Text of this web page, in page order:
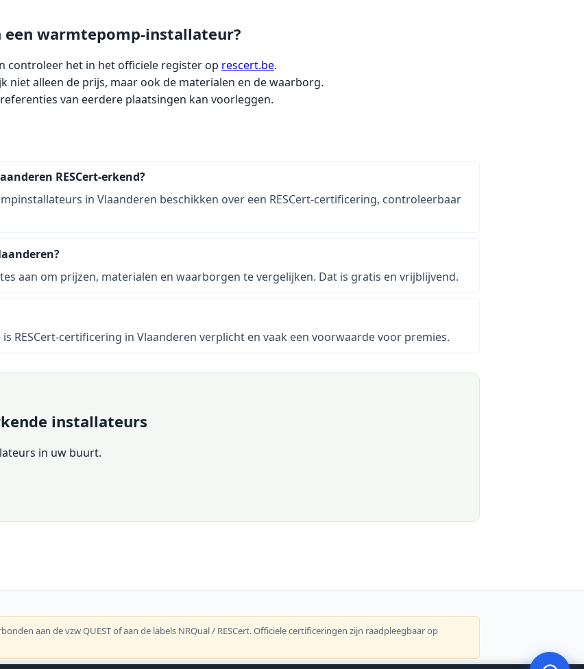
warmtepomp-installateur?
controleer het in het officiele register op rescert.be.
niet alleen de prijs, maar ook de materialen en de waarborg.
van eerdere plaatsingen kan voorleggen.
RESCert-erkend?
in Vlaanderen beschikken over een RESCert-certificering, controleerbaar
aan om prijzen, materialen en waarborgen te vergelijken. Dat is gratis en vrijblijvend.
RESCert-certificering in Vlaanderen verplicht en vaak een voorwaarde voor premies.
installateurs
in uw buurt.
aan de vzw QUEST of aan de labels NRQual / RESCert. Officiele certificeringen zijn raadpleegbaar op
×
préciser votre demande
trouver le bon professionnel.